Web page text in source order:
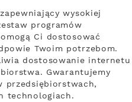
wysokiej
programów
Ci dostosować
Twoim potrzebom.
dostosowanie internetu
Gwarantujemy
przedsiębiorstwach,
technologiach.